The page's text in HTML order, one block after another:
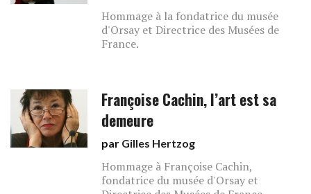
Hommage à la fondatrice du musée
d'Orsay et Directrice des Musées de
France.
Françoise Cachin, l’art est sa
demeure
par Gilles Hertzog
Hommage à Françoise Cachin,
fondatrice du musée d'Orsay et